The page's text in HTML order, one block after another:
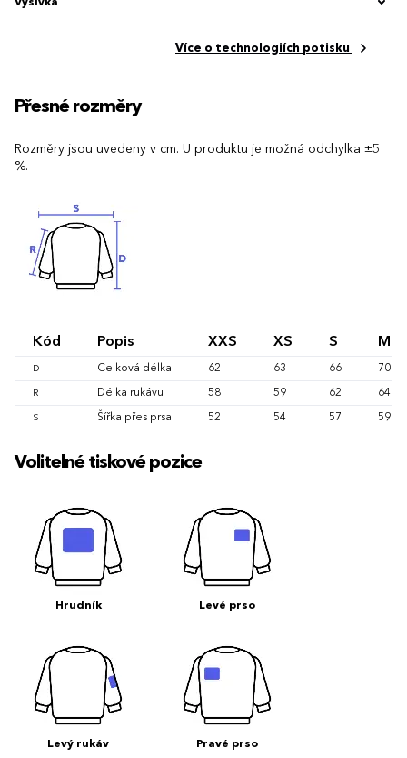
Výšivka
Více o technologiích potisku
Přesné rozměry
Rozměry jsou uvedeny v cm. U produktu je možná odchylka ±5
%.
Kód Popis XXS XS S M
D Celková délka 62 63 66 70
R Délka rukávu 58 59 62 64
S Šířka přes prsa 52 54 57 59
Volitelné tiskové pozice
Hrudník Levé prso
Levý rukáv Pravé prso